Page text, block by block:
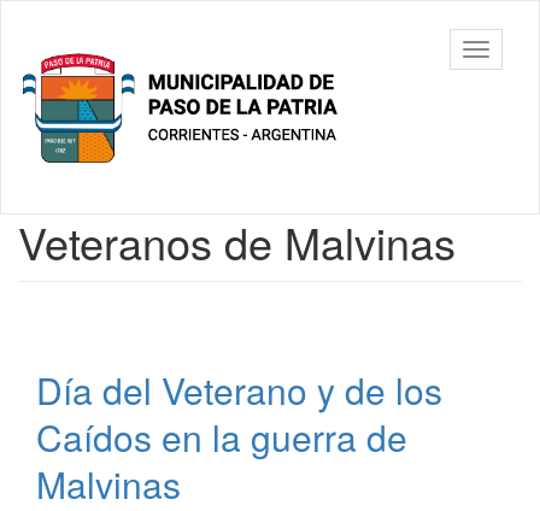
contenido
principal
Municipalidad
de Paso De
La Patria
barra
Contenido
Veteranos de Malvinas
Día del Veterano y de los
Caídos en la guerra de
Malvinas